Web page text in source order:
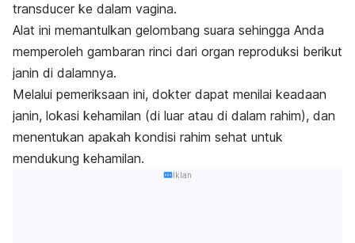
transducer ke dalam vagina.
Alat ini memantulkan gelombang suara sehingga Anda
memperoleh gambaran rinci dari organ reproduksi berikut
janin di dalamnya.
Melalui pemeriksaan ini, dokter dapat menilai keadaan
janin, lokasi kehamilan (di luar atau di dalam rahim), dan
menentukan apakah kondisi rahim sehat untuk
mendukung kehamilan.
Iklan